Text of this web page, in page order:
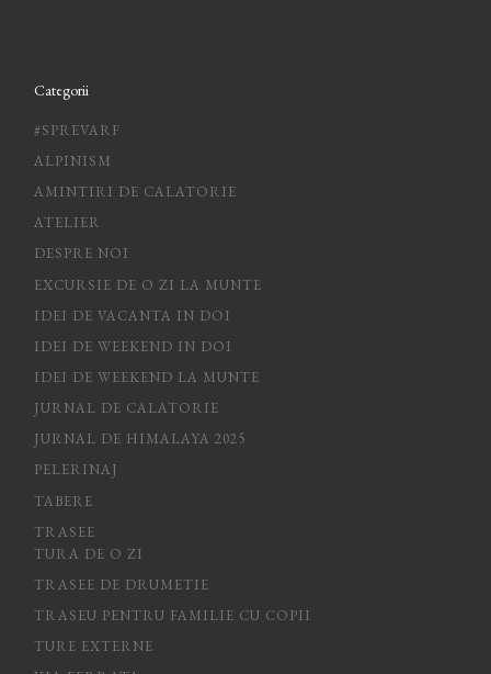
Categorii
#SPREVARF
ALPINISM
AMINTIRI DE CALATORIE
ATELIER
DESPRE NOI
EXCURSIE DE O ZI LA MUNTE
IDEI DE VACANTA IN DOI
IDEI DE WEEKEND IN DOI
IDEI DE WEEKEND LA MUNTE
JURNAL DE CALATORIE
JURNAL DE HIMALAYA 2025
PELERINAJ
TABERE
TRASEE
TURA DE O ZI
TRASEE DE DRUMETIE
TRASEU PENTRU FAMILIE CU COPII
TURE EXTERNE